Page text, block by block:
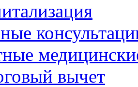
вычет